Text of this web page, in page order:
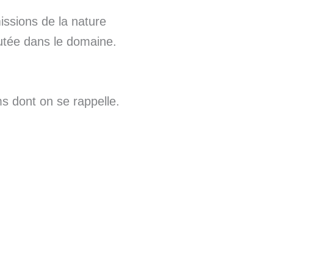
de la nature
dans le domaine.
dont on se rappelle.